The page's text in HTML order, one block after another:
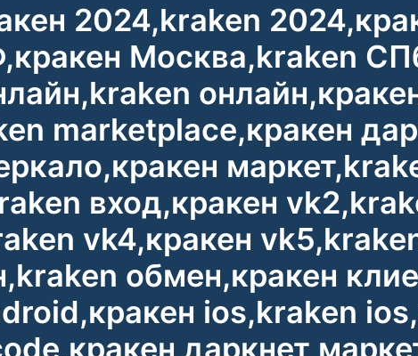
2024,kraken
Москва,kraken
marketplace,кракен
вход,кракен
vk4,кракен
обмен,кракен
ios,kraken
даркнет